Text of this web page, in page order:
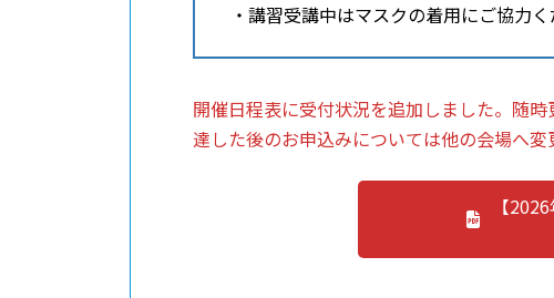
・講習受講中はマスクの着用にご協力く
開催日程表に受付状況を追加しました。随
達した後のお申込みについては他の会場へ
【